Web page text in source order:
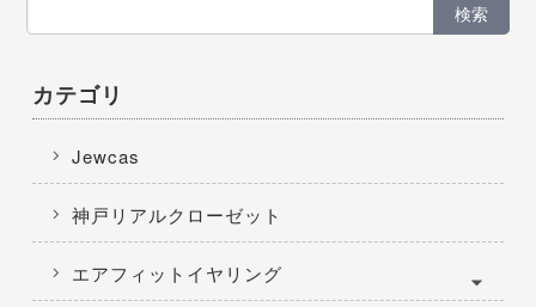
検索
カテゴリ
Jewcas
神戸リアルクローゼット
エアフィットイヤリング